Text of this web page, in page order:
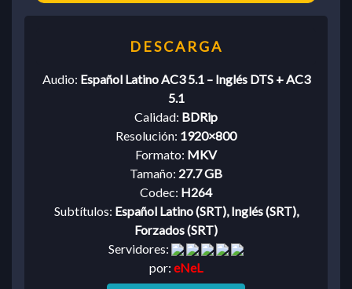
Audio: Español Latino AC3 5.1 – Inglés DTS + AC3
5.1
Calidad: BDRip
Resolución: 1920×800
Formato: MKV
Tamaño: 27.7 GB
Codec: H264
Subtítulos: Español Latino (SRT), Inglés (SRT),
Forzados (SRT)
Servidores:
por: eNeL